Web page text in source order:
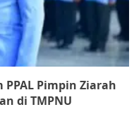
PPAL Pimpin Ziarah
di TMPNU